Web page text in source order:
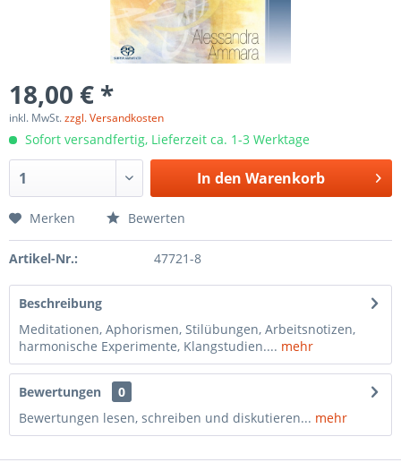
18,00 € *
inkl. MwSt.zzgl. Versandkosten
Sofort versandfertig, Lieferzeit ca. 1-3 Werktage
In den Warenkorb
Merken Bewerten
Artikel-Nr.: 47721-8
Beschreibung
Meditationen, Aphorismen, Stilübungen, Arbeitsnotizen,
harmonische Experimente, Klangstudien.... mehr
Bewertungen
0
Bewertungen lesen, schreiben und diskutieren... mehr